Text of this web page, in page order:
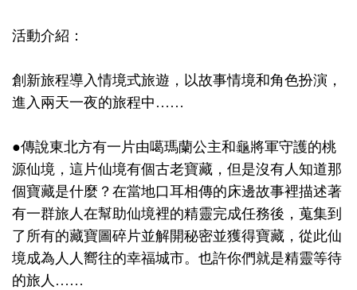
活動介紹：
創新旅程導入情境式旅遊，以故事情境和角色扮演，
進入兩天一夜的旅程中……
●傳說東北方有一片由噶瑪蘭公主和龜將軍守護的桃
源仙境，這片仙境有個古老寶藏，但是沒有人知道那
個寶藏是什麼？在當地口耳相傳的床邊故事裡描述著
有一群旅人在幫助仙境裡的精靈完成任務後，蒐集到
了所有的藏寶圖碎片並解開秘密並獲得寶藏，從此仙
境成為人人嚮往的幸福城市。也許你們就是精靈等待
的旅人……